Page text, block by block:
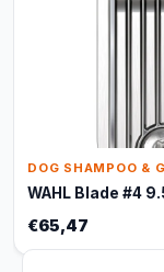
DOG SHAMPOO &
WAHL Blade #4
€65,47